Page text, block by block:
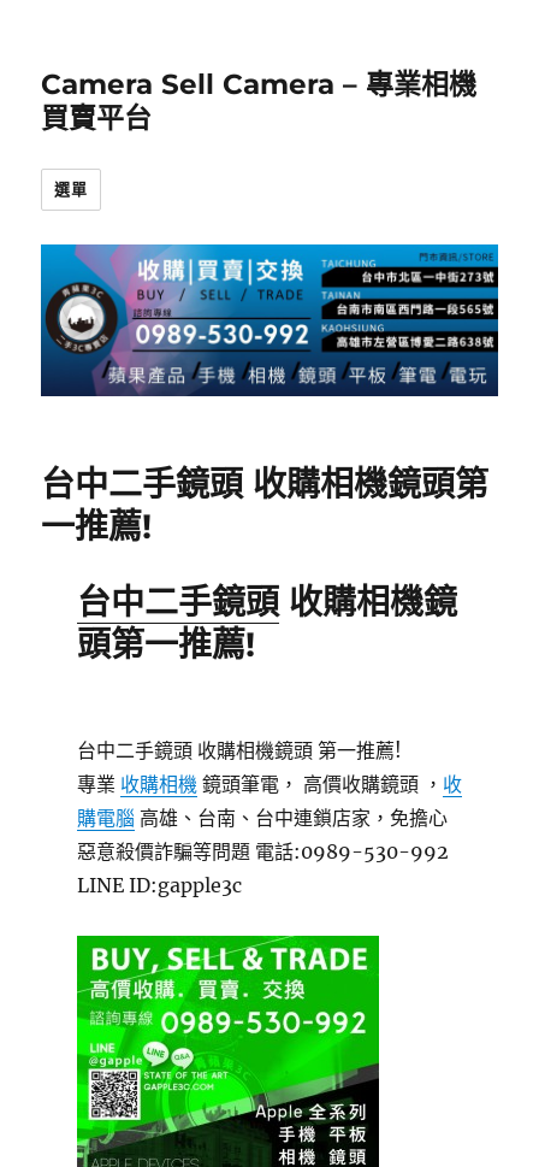
Camera Sell Camera – 專業相機
買賣平台
選單
台中二手鏡頭 收購相機鏡頭第
一推薦!
台中二手鏡頭收購相機鏡
頭第一推薦!
台中二手鏡頭 收購相機鏡頭 第一推薦!
專業 收購相機鏡頭筆電， 高價收購鏡頭 ， 收
購電腦 高雄、台南、台中連鎖店家，免擔心
惡意殺價詐騙等問題 電話:0989-530-992
LINE ID:gapple3c